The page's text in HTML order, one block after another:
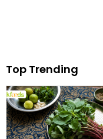
Top Trending